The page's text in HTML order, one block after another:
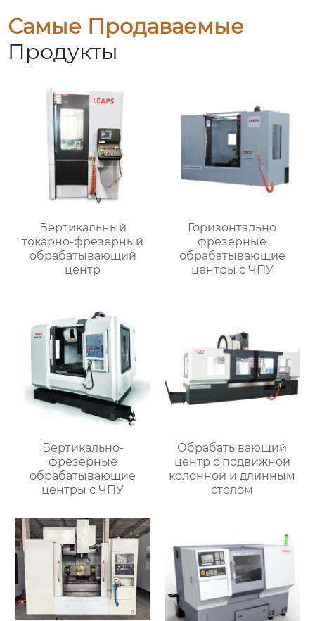
Самые Продаваемые
Продукты
Вертикальный
токарно-фрезерный
обрабатывающий
центр
Горизонтально
фрезерные
обрабатывающие
центры с ЧПУ
Вертикально-
фрезерные
обрабатывающие
центры с ЧПУ
Обрабатывающий
центр с подвижной
колонной и длинным
столом